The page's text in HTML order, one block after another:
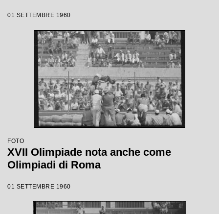
01 SETTEMBRE 1960
FOTO
XVII Olimpiade nota anche come
Olimpiadi di Roma
01 SETTEMBRE 1960